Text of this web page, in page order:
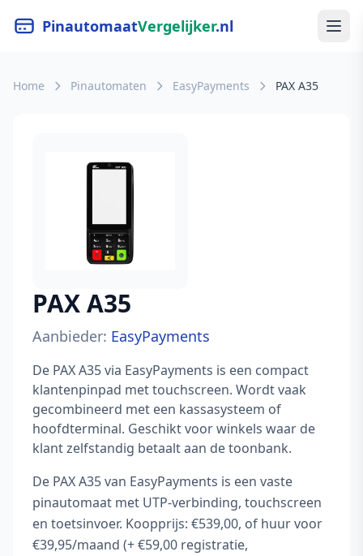
PinautomaatVergelijker.nl
Home Pinautomaten EasyPayments PAX A35
PAX A35
Aanbieder: EasyPayments
De PAX A35 via EasyPayments is een compact
klantenpinpad met touchscreen. Wordt vaak
gecombineerd met een kassasysteem of
hoofdterminal. Geschikt voor winkels waar de
klant zelfstandig betaalt aan de toonbank.
De PAX A35 van EasyPayments is een vaste
pinautomaat met UTP-verbinding, touchscreen
en toetsinvoer. Koopprijs: €539,00, of huur voor
€39,95/maand (+ €59,00 registratie,